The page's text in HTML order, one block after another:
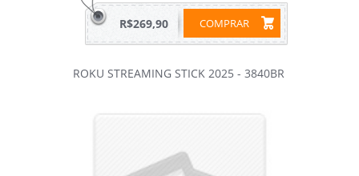
COMPRAR
R$269,90
ROKU STREAMING STICK 2025 - 3840BR